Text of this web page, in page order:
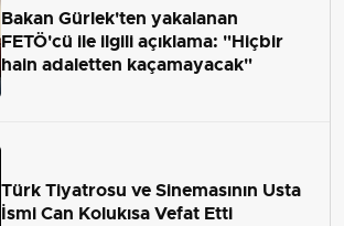
Bakan Gürlek'ten yakalanan
FETÖ'cü ile ilgili açıklama: "Hiçbir
hain adaletten kaçamayacak"
Türk Tiyatrosu ve Sinemasının Usta
İsmi Can Kolukısa Vefat Etti